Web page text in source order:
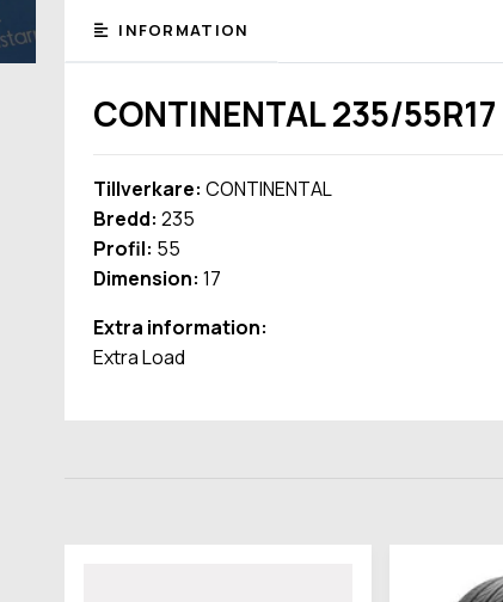
INFORMATION
CONTINENTAL 235/
Tillverkare: CONTINENTAL
Bredd: 235
Profil: 55
Dimension: 17
Extra information:
Extra Load